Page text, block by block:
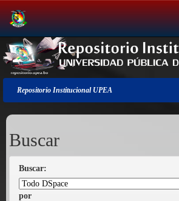
Salir
de
la
navegación
Repositorio Institucional UPEA
Buscar
Buscar:
por